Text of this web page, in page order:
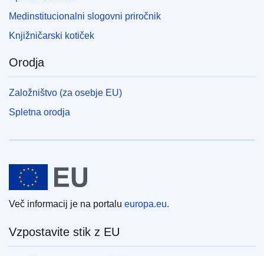
Medinstitucionalni slogovni priročnik
Knjižničarski kotiček
Orodja
Založništvo (za osebje EU)
Spletna orodja
Evropska unija
Več informacij je na portalu europa.eu.
Vzpostavite stik z EU